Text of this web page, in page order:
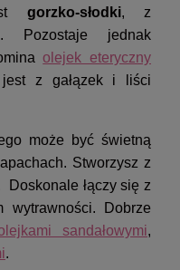
gorzko-słodki, z
. Pozostaje jednak
olejek eteryczny
z gałązek i liści
może być świetną
Stworzysz z
łączy się z
wytrawności. Dobrze
sandałowymi,
.